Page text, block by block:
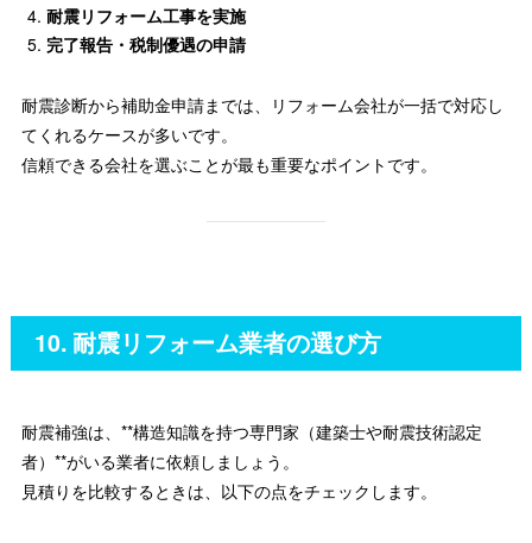
耐震リフォーム工事を実施
完了報告・税制優遇の申請
耐震診断から補助金申請までは、リフォーム会社が一括で対応し
てくれるケースが多いです。
信頼できる会社を選ぶことが最も重要なポイントです。
10. 耐震リフォーム業者の選び方
耐震補強は、**構造知識を持つ専門家（建築士や耐震技術認定
者）**がいる業者に依頼しましょう。
見積りを比較するときは、以下の点をチェックします。